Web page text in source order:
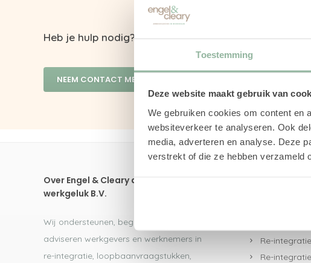
Toestemming
Deze website maakt gebruik van
We gebruiken cookies om content en
websiteverkeer te analyseren. Ook
media, adverteren en analyse. Deze
verstrekt of die ze hebben verzameld
Heb je hulp nodig? Neem vrijblijvend contact met ons
NEEM CONTACT MET ONS OP
Over Engel & Cleary arbeidsadvies en
werkgeluk B.V.
Wij ondersteunen, begeleiden en
adviseren werkgevers en werknemers in
re-integratie, loopbaanvraagstukken,
Re-
Re-